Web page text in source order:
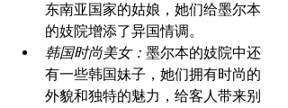
东南亚国家的姑娘，她们给墨尔本
的妓院增添了异国情调。
韩国时尚美女： 墨尔本的妓院中还
有一些韩国妹子，她们拥有时尚的
外貌和独特的魅力，给客人带来别